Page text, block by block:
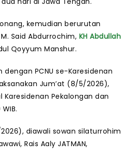
kemudian berurutan
Said Abdurrochim, KH Abdullah
Qoyyum Manshur.
PCNU se-Karesidenan
Jum’at (8/5/2026),
Karesidenan Pekalongan dan
diawali sowan silaturrohim
Rais Aaly JATMAN,